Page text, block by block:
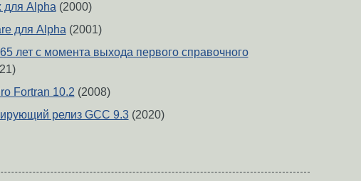
для Alpha (2000)
для Alpha (2001)
лет с момента выхода первого справочного
Fortran 10.2 (2008)
релиз GCC 9.3(2020)